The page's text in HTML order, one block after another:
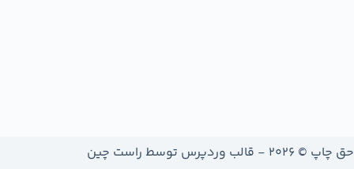
حق چاپ © 2026 - قالب وردپرس توسط راست چین